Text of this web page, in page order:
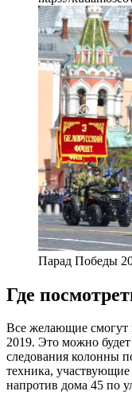
Парад Победы
Где
Все желающие смогут
2019. Это можно
следования колонны
техника, участвующие
напротив дома 45 по